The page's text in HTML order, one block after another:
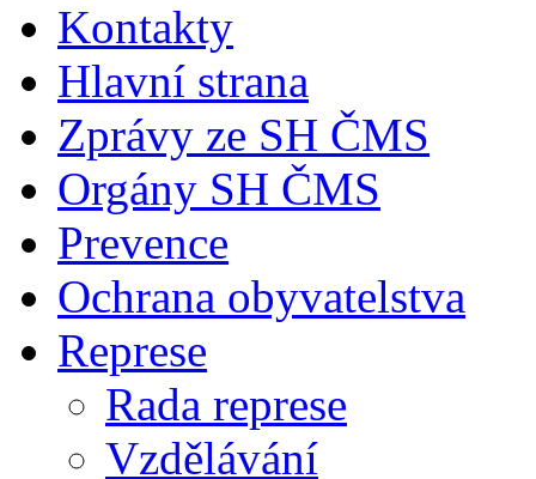
Kontakty
Hlavní strana
Zprávy ze SH ČMS
Orgány SH ČMS
Prevence
Ochrana obyvatelstva
Represe
Rada represe
Vzdělávání